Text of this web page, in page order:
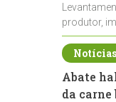
produtor,
de leite cru
Abate
da